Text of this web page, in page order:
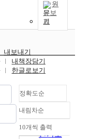
원
문보
기
내보내기
내책장담기
한글로보기
정확도순
정확도
순
인기도
내림차순
내림차순
10개씩 출력